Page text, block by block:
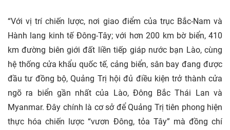
“Với vị trí chiến lược, nơi giao điểm của trục Bắc-Nam và
Hành lang kinh tế Đông-Tây; với hơn 200 km bờ biển, 410
km đường biên giới đất liền tiếp giáp nước bạn Lào, cùng
hệ thống cửa khẩu quốc tế, cảng biển, sân bay đang được
đầu tư đồng bộ, Quảng Trị hội đủ điều kiện trở thành cửa
ngõ ra biển gần nhất của Lào, Đông Bắc Thái Lan và
Myanmar. Đây chính là cơ sở để Quảng Trị tiên phong hiện
thực hóa chiến lược “vươn Đông, tỏa Tây” mà đồng chí